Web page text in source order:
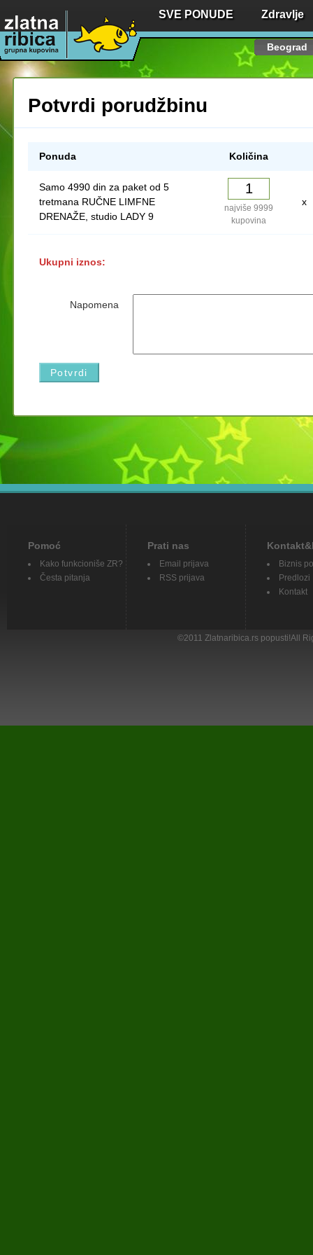
Beograd
SVE PONUDE Zdravlje
Potvrdi porudžbinu
Ponuda Količina
Samo 4990 din za paket od 5
tretmana RUČNE LIMFNE
DRENAŽE, studio LADY 9
najviše 9999
kupovina
x
Ukupni iznos:
Napomena
Pomoć
Kako funkcioniše ZR?
Česta pitanja
Prati nas
Email prijava
RSS prijava
Biznis
Predlozi
Kontakt
©2011 Zlatnaribica.rs popusti!All